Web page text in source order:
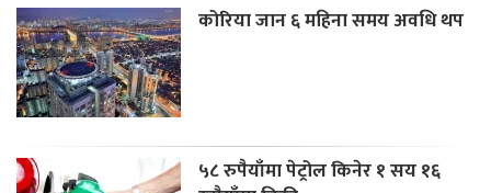
कोरिया जान ६ महिना समय अवधि थप
५८ रुपैयाँमा पेट्रोल किनेर १ सय १६